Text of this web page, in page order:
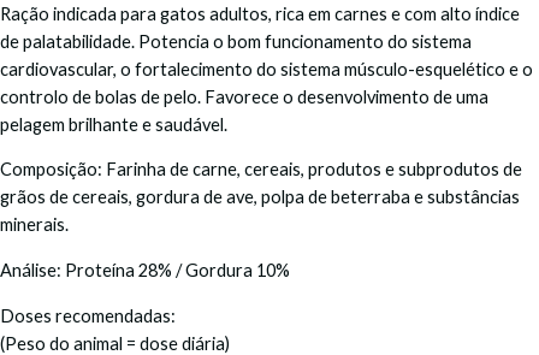
Ração indicada para gatos adultos, rica em carnes e com alto índice
de palatabilidade. Potencia o bom funcionamento do sistema
cardiovascular, o fortalecimento do sistema músculo-esquelético e o
controlo de bolas de pelo. Favorece o desenvolvimento de uma
pelagem brilhante e saudável.
Composição: Farinha de carne, cereais, produtos e subprodutos de
grãos de cereais, gordura de ave, polpa de beterraba e substâncias
minerais.
Análise: Proteína 28% / Gordura 10%
Doses recomendadas:
(Peso do animal = dose diária)